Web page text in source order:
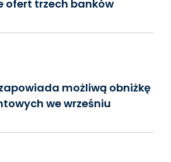
ofert trzech banków
zapowiada możliwą obniżkę
we wrześniu